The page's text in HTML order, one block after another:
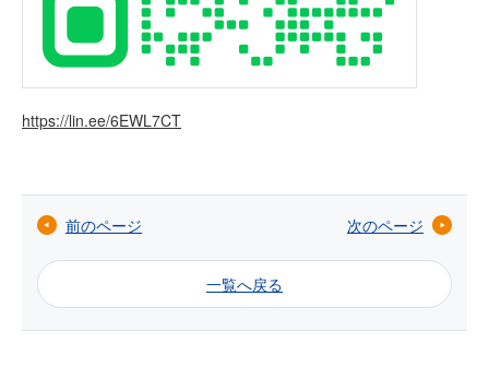
https://lin.ee/6EWL7CT
前のページ 次のページ
一覧へ戻る